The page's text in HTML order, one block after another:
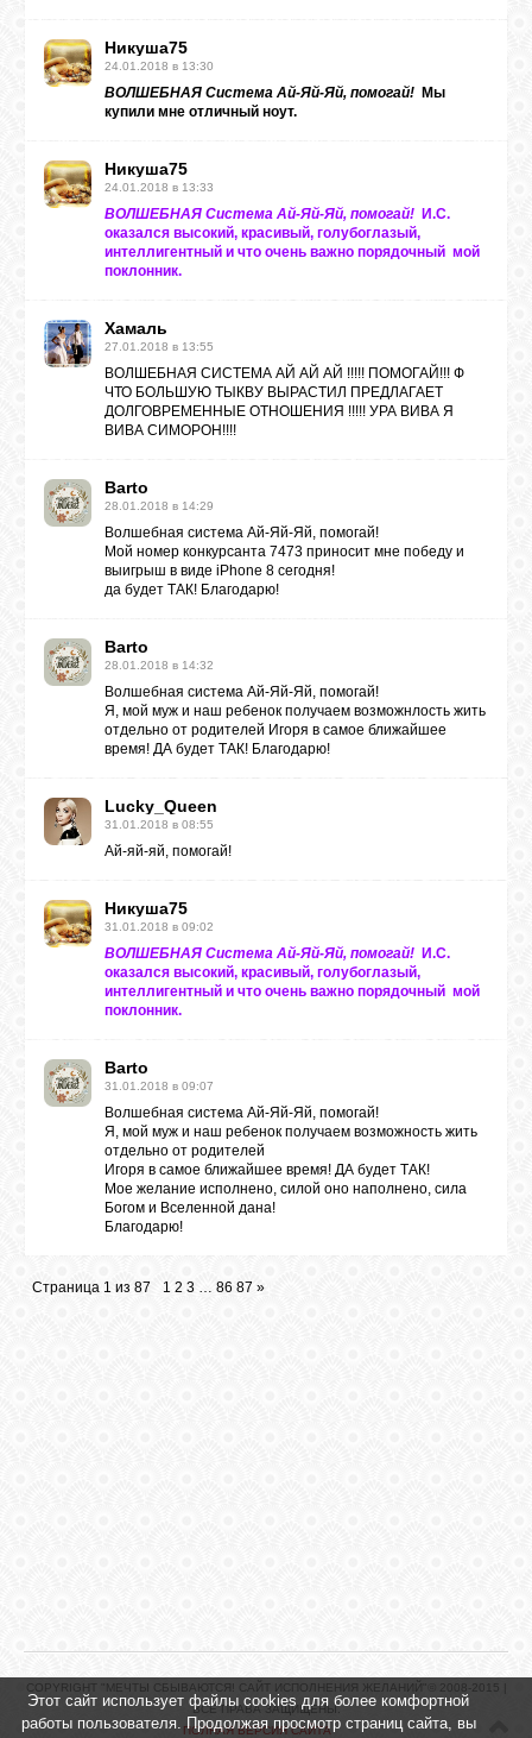
Никуша75
24.01.2018 в 13:30
ВОЛШЕБНАЯ Система Ай-Яй-Яй, помогай! Мы
купили мне отличный ноут.
Никуша75
24.01.2018 в 13:33
ВОЛШЕБНАЯ Система Ай-Яй-Яй, помогай! И.С.
оказался высокий, красивый, голубоглазый,
интеллигентный и что очень важно порядочный мой
поклонник.
Хамаль
27.01.2018 в 13:55
ВОЛШЕБНАЯ СИСТЕМА АЙ АЙ АЙ !!!!! ПОМОГАЙ!!! Ф
ЧТО БОЛЬШУЮ ТЫКВУ ВЫРАСТИЛ ПРЕДЛАГАЕТ
ДОЛГОВРЕМЕННЫЕ ОТНОШЕНИЯ !!!!! УРА ВИВА Я
ВИВА СИМОРОН!!!!
Barto
28.01.2018 в 14:29
Волшебная система Ай-Яй-Яй, помогай!
Мой номер конкурсанта 7473 приносит мне победу и
выигрыш в виде iPhone 8 сегодня!
да будет ТАК! Благодарю!
Barto
28.01.2018 в 14:32
Волшебная система Ай-Яй-Яй, помогай!
Я, мой муж и наш ребенок получаем возможнлость жить
отдельно от родителей Игоря в самое ближайшее
время! ДА будет ТАК! Благодарю!
Lucky_Queen
31.01.2018 в 08:55
Ай-яй-яй, помогай!
Никуша75
31.01.2018 в 09:02
ВОЛШЕБНАЯ Система Ай-Яй-Яй, помогай! И.С.
оказался высокий, красивый, голубоглазый,
интеллигентный и что очень важно порядочный мой
поклонник.
Barto
31.01.2018 в 09:07
Волшебная система Ай-Яй-Яй, помогай!
Я, мой муж и наш ребенок получаем возможность жить
отдельно от родителей
Игоря в самое ближайшее время! ДА будет ТАК!
Мое желание исполнено, силой оно наполнено, сила
Богом и Вселенной дана!
Благодарю!
Страница 1 из 87 1 2 3 … 86 87 »
COPYRIGHT "МЕЧТЫ СБЫВАЮТСЯ! САЙТ ИСПОЛНЕНИЯ ЖЕЛАНИЙ"© 2008-2015 |
ВСЕ ПРАВА ЗАЩИЩЕНЫ.
ПОЛНАЯ ВЕРСИЯ САЙТА
Этот сайт использует файлы cookies для более комфортной
работы пользователя. Продолжая просмотр страниц сайта, вы